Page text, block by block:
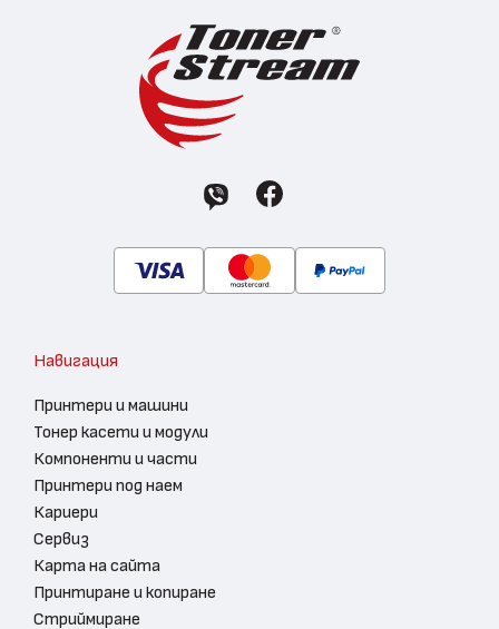
Навигация
Принтери и машини
Тонер касети и модули
Компоненти и части
Принтери под наем
Кариери
Сервиз
Карта на сайта
Принтиране и копиране
Стриймиране